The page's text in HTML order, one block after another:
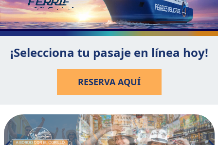
¡Selecciona tu pasaje en línea hoy!
RESERVA AQUÍ